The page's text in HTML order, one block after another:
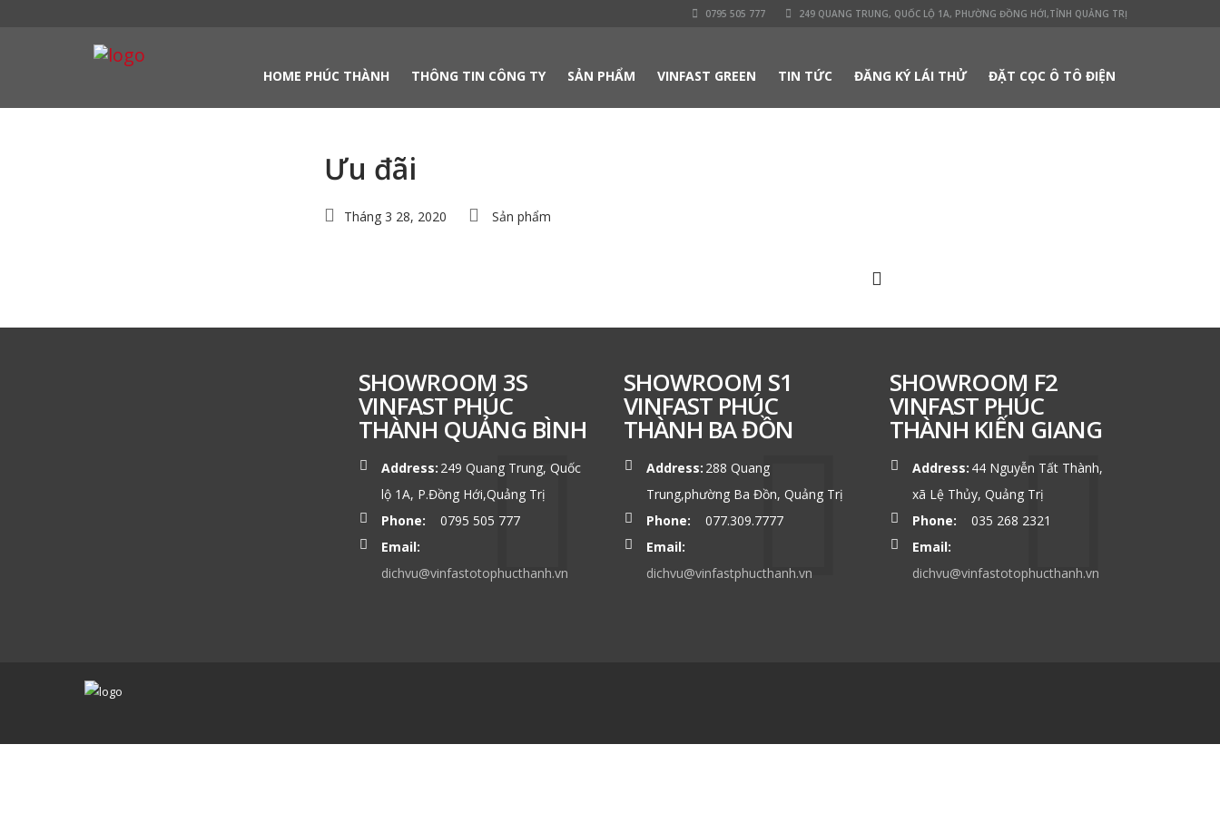
0795 505 777 249 QUANG TRUNG, QUỐC LỘ 1A, PHƯỜNG ĐỒNG HỚI,TỈNH QUẢNG TRỊ
HOME PHÚC THÀNH THÔNG TIN CÔNG TY SẢN PHẨM VINFAST GREEN TIN TỨC ĐĂNG KÝ LÁI THỬ ĐẶT CỌC Ô TÔ ĐIỆN
Ưu đãi
Tháng 3 28, 2020 Sản phẩm
SHOWROOM 3S
VINFAST PHÚC
THÀNH QUẢNG BÌNH
Address: 249 Quang Trung, Quốc
lộ 1A, P.Đồng Hới,Quảng Trị
Phone:
0795 505 777
Email:
dichvu@vinfastotophucthanh.vn
SHOWROOM S1
VINFAST PHÚC
THÀNH BA ĐỒN
Address: 288 Quang
Trung,phường Ba Đồn, Quảng Trị
Phone:
077.309.7777
Email:
dichvu@vinfastphucthanh.vn
SHOWROOM F2
VINFAST PHÚC
THÀNH KIẾN GIANG
Address: 44 Nguyễn Tất Thành,
xã Lệ Thủy, Quảng Trị
Phone:
035 268 2321
Email:
dichvu@vinfastotophucthanh.vn